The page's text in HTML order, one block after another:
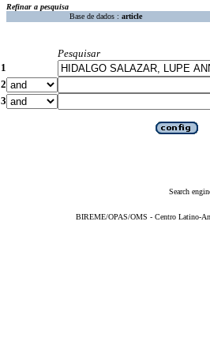
Refinar a pesquisa
Base de dados : article
Pesquisar
1
2
3
Search
BIREME/OPAS/OMS - Centro Latino-